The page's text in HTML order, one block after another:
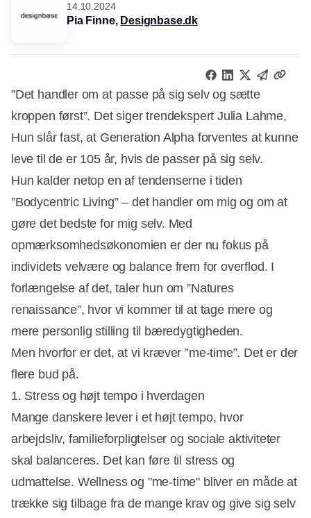
14.10.2024
Pia Finne, Designbase.dk
”Det handler om at passe på sig selv og sætte
kroppen først”. Det siger trendekspert Julia Lahme,
Hun slår fast, at Generation Alpha forventes at kunne
leve til de er 105 år, hvis de passer på sig selv.
Hun kalder netop en af tendenserne i tiden
”Bodycentric Living” – det handler om mig og om at
gøre det bedste for mig selv. Med
opmærksomhedsøkonomien er der nu fokus på
individets velvære og balance frem for overflod. I
forlængelse af det, taler hun om ”Natures
renaissance”, hvor vi kommer til at tage mere og
mere personlig stilling til bæredygtigheden.
Men hvorfor er det, at vi kræver ”me-time”. Det er der
flere bud på.
1. Stress og højt tempo i hverdagen
Mange danskere lever i et højt tempo, hvor
arbejdsliv, familieforpligtelser og sociale aktiviteter
skal balanceres. Det kan føre til stress og
udmattelse. Wellness og "me-time" bliver en måde at
trække sig tilbage fra de mange krav og give sig selv